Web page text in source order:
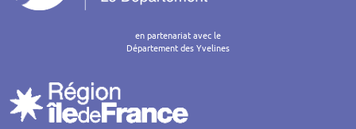
en partenariat avec le
Département des Yvelines